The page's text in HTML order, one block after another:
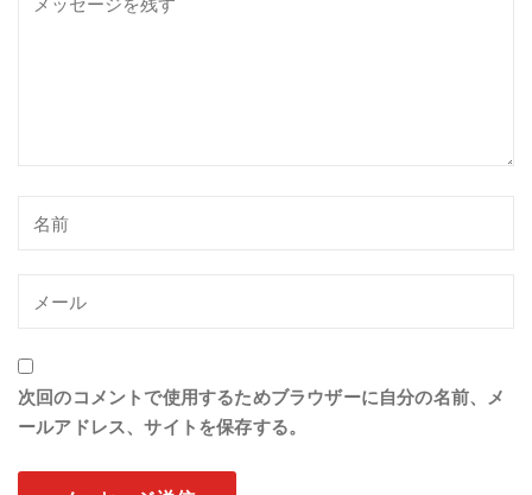
次回のコメントで使用するためブラウザーに自分の名前、メ
ールアドレス、サイトを保存する。